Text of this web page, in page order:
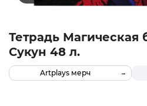
Тетрадь Магическая
Сукун 48 л.
Artplays мерч